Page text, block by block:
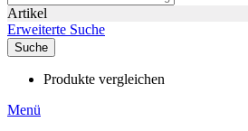
Artikel
Erweiterte Suche
Suche
Produkte vergleichen
Menü